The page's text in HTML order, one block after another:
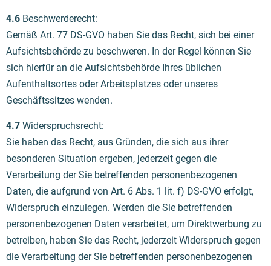
4.6 Beschwerderecht:
Gemäß Art. 77 DS-GVO haben Sie das Recht, sich bei einer
Aufsichtsbehörde zu beschweren. In der Regel können Sie
sich hierfür an die Aufsichtsbehörde Ihres üblichen
Aufenthaltsortes oder Arbeitsplatzes oder unseres
Geschäftssitzes wenden.
4.7 Widerspruchsrecht:
Sie haben das Recht, aus Gründen, die sich aus ihrer
besonderen Situation ergeben, jederzeit gegen die
Verarbeitung der Sie betreffenden personenbezogenen
Daten, die aufgrund von Art. 6 Abs. 1 lit. f) DS-GVO erfolgt,
Widerspruch einzulegen. Werden die Sie betreffenden
personenbezogenen Daten verarbeitet, um Direktwerbung zu
betreiben, haben Sie das Recht, jederzeit Widerspruch gegen
die Verarbeitung der Sie betreffenden personenbezogenen